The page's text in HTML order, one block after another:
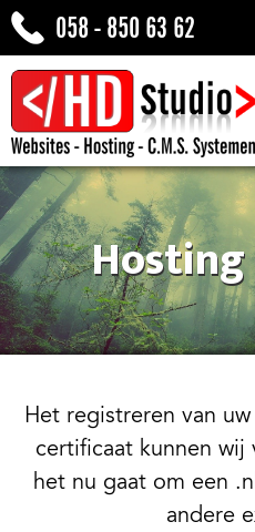
058 - 850 63 62
Het registreren van
certificaat kunnen
het nu gaat om een
andere